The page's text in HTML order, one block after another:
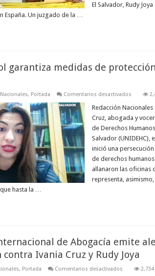
El Salvador, Rudy
España. Un juzgado de la …
garantiza medidas de
Nacionales, Portada Comentarios desactivadosen
español
medidas
de
a
Cruz
y
Joya
Redacción
Cruz, abogada y
de Derechos
Salvador (UNIDEHC),
inició una
de derechos
allanaron las oficinas
representa,
hasta la …
de Abogacía emite
Ivania Cruz y Rudy Joya
, Portada Comentarios desactivadosen
2,734